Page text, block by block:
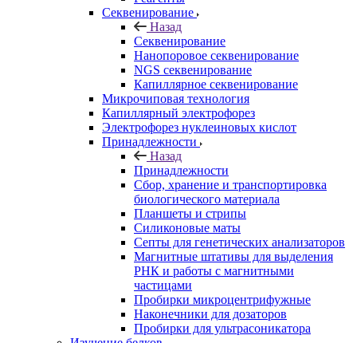
Секвенирование
Назад
Секвенирование
Нанопоровое секвенирование
NGS секвенирование
Капиллярное секвенирование
Микрочиповая технология
Капиллярный электрофорез
Электрофорез нуклеиновых кислот
Принадлежности
Назад
Принадлежности
Сбор, хранение и транспортировка
биологического материала
Планшеты и стрипы
Силиконовые маты
Септы для генетических анализаторов
Магнитные штативы для выделения
РНК и работы с магнитными
частицами
Пробирки микроцентрифужные
Наконечники для дозаторов
Пробирки для ультрасоникатора